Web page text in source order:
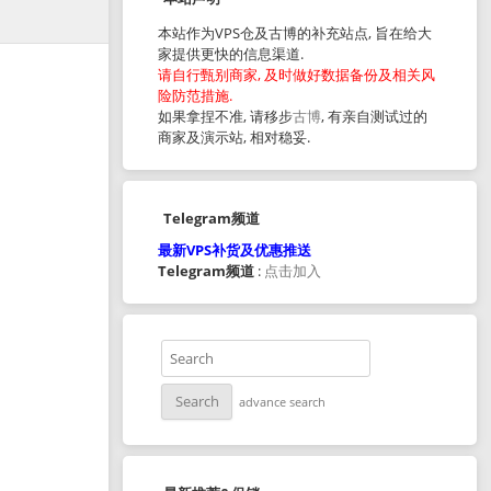
本站作为VPS仓及古博的补充站点, 旨在给大
家提供更快的信息渠道.
请自行甄别商家, 及时做好数据备份及相关风
险防范措施.
如果拿捏不准, 请移步古博, 有亲自测试过的
商家及演示站, 相对稳妥.
Telegram频道
最新VPS补货及优惠推送
Telegram频道 : 点击加入
advance search